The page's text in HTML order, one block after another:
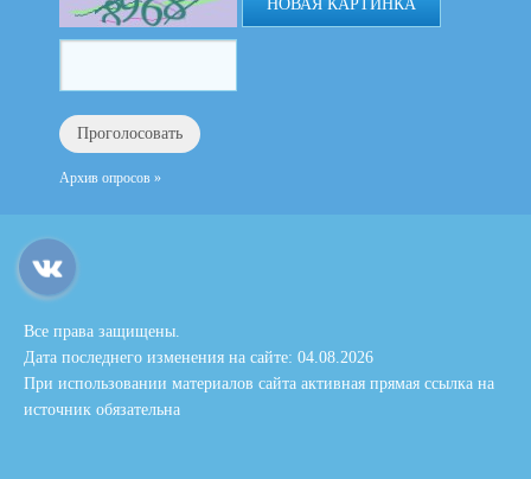
НОВАЯ КАРТИНКА
Архив опросов »
Все права защищены.
Дата последнего изменения на сайте: 04.08.2026
При использовании материалов сайта активная прямая ссылка на
источник обязательна